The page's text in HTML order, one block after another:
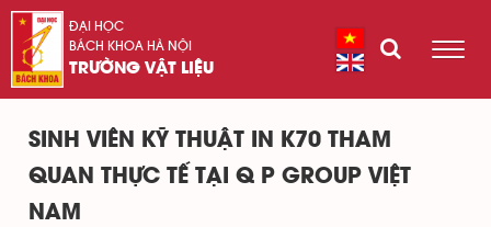
ĐẠI HỌC
BÁCH KHOA HÀ NỘI
TRƯỜNG VẬT LIỆU
SINH VIÊN KỸ THUẬT IN K70 THAM
QUAN THỰC TẾ TẠI Q P GROUP VIỆT
NAM